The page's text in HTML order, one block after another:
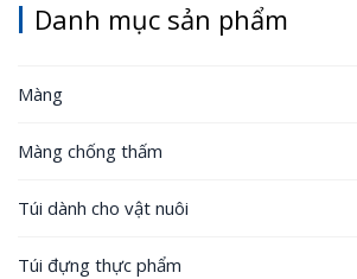
Danh mục sản phẩm
Màng
Màng chống thấm
Túi dành cho vật nuôi
Túi đựng thực phẩm